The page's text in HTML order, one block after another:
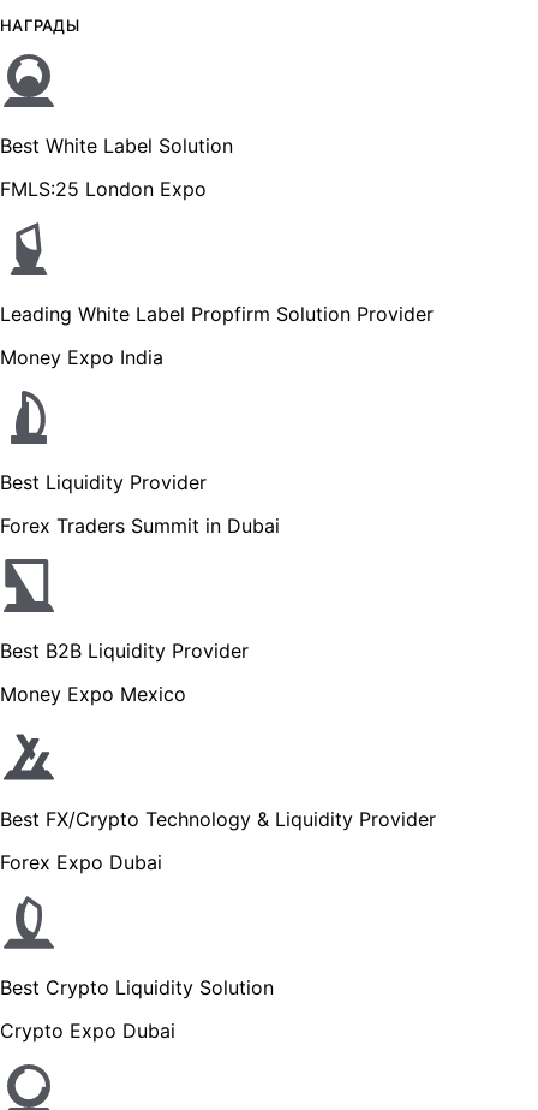
НАГРАДЫ
Best White Label Solution
FMLS:25 London Expo
Leading White Label Propfirm Solution Provider
Money Expo India
Best Liquidity Provider
Forex Traders Summit in Dubai
Best B2B Liquidity Provider
Money Expo Mexico
Best FX/Crypto Technology & Liquidity Provider
Forex Expo Dubai
Best Crypto Liquidity Solution
Crypto Expo Dubai